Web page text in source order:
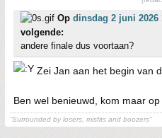
Op dinsdag 2 juni 2026
volgende:
andere finale dus voortaan?
Zei Jan aan het begin van
Ben wel benieuwd, kom maar
“Surrounded by losers, misfits and boozers”